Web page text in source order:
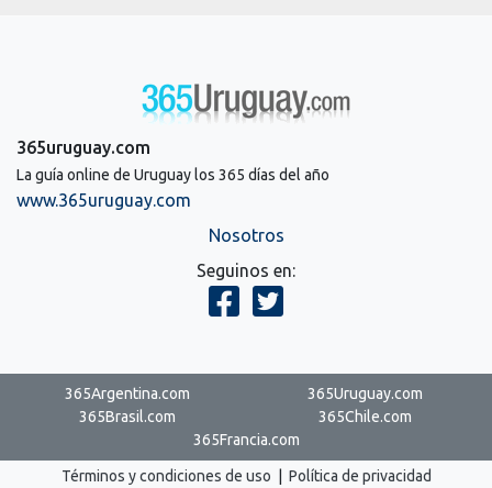
365uruguay.com
La guía online de Uruguay los 365 días del año
www.365uruguay.com
Nosotros
Seguinos en:
365Argentina.com
365Uruguay.com
365Brasil.com
365Chile.com
365Francia.com
Términos y condiciones de uso Política de privacidad